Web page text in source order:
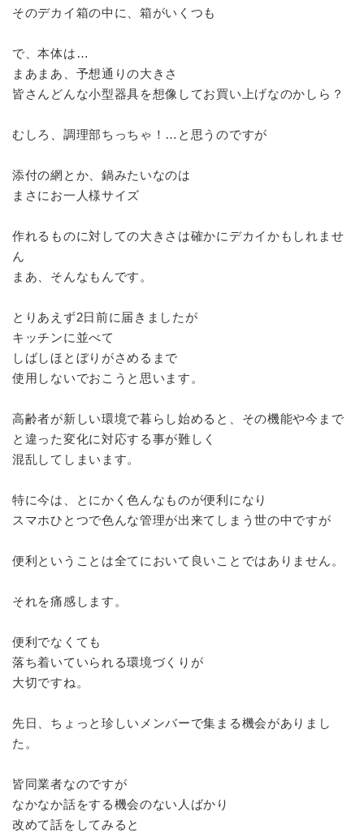
そのデカイ箱の中に、箱がいくつも
で、本体は…
まあまあ、予想通りの大きさ
皆さんどんな小型器具を想像してお買い上げなのかしら？
むしろ、調理部ちっちゃ！…と思うのですが
添付の網とか、鍋みたいなのは
まさにお一人様サイズ
作れるものに対しての大きさは確かにデカイかもしれませ
ん
まあ、そんなもんです。
とりあえず2日前に届きましたが
キッチンに並べて
しばしほとぼりがさめるまで
使用しないでおこうと思います。
高齢者が新しい環境で暮らし始めると、その機能や今まで
と違った変化に対応する事が難しく
混乱してしまいます。
特に今は、とにかく色んなものが便利になり
スマホひとつで色んな管理が出来てしまう世の中ですが
便利ということは全てにおいて良いことではありません。
それを痛感します。
便利でなくても
落ち着いていられる環境づくりが
大切ですね。
先日、ちょっと珍しいメンバーで集まる機会がありまし
た。
皆同業者なのですが
なかなか話をする機会のない人ばかり
改めて話をしてみると